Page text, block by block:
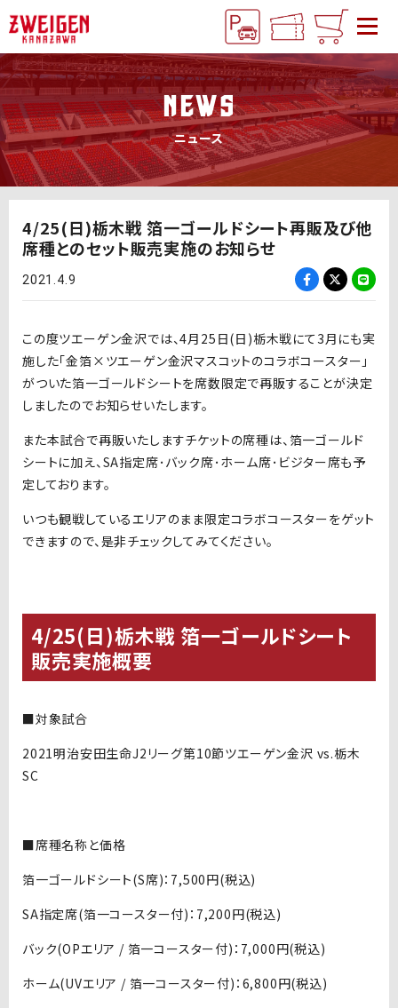
NEWS
ニュース
4/25(日)栃木戦 箔一ゴールドシート再販及び他
席種とのセット販売実施のお知らせ
2021.4.9
この度ツエーゲン金沢では、4月25日(日)栃木戦にて3月にも実
施した「金箔×ツエーゲン金沢マスコットのコラボコースター」
がついた箔一ゴールドシートを席数限定で再販することが決定
しましたのでお知らせいたします。
また本試合で再販いたしますチケットの席種は、箔一ゴールド
シートに加え、SA指定席･バック席･ホーム席･ビジター席も予
定しております。
いつも観戦しているエリアのまま限定コラボコースターをゲット
できますので、是非チェックしてみてください。
4/25(日)栃木戦 箔一ゴールドシート
販売実施概要
■対象試合
2021明治安田生命J2リーグ第10節ツエーゲン金沢 vs.栃木
SC
■席種名称と価格
箔一ゴールドシート(S席)：7,500円(税込)
SA指定席(箔一コースター付)：7,200円(税込)
バック(OPエリア / 箔一コースター付)：7,000円(税込)
ホーム(UVエリア / 箔一コースター付)：6,800円(税込)